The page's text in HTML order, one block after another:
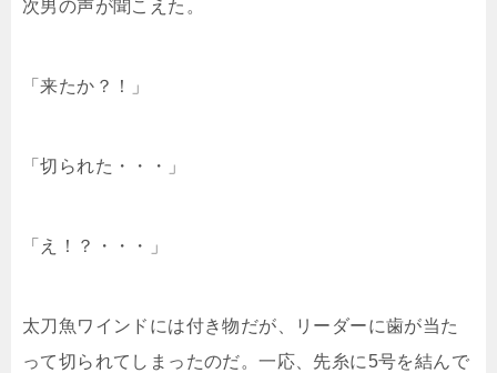
次男の声が聞こえた。
「来たか？！」
「切られた・・・」
「え！？・・・」
太刀魚ワインドには付き物だが、リーダーに歯が当た
って切られてしまったのだ。一応、先糸に5号を結んで